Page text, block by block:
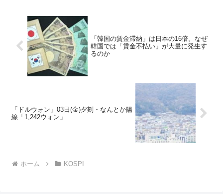
「韓国の賃金滞納」は日本の16倍。なぜ
韓国では「賃金不払い」が大量に発生す
るのか
「ドルウォン」03日(金)夕刻・なんとか陽
線「1,242ウォン」
ホーム KOSPI